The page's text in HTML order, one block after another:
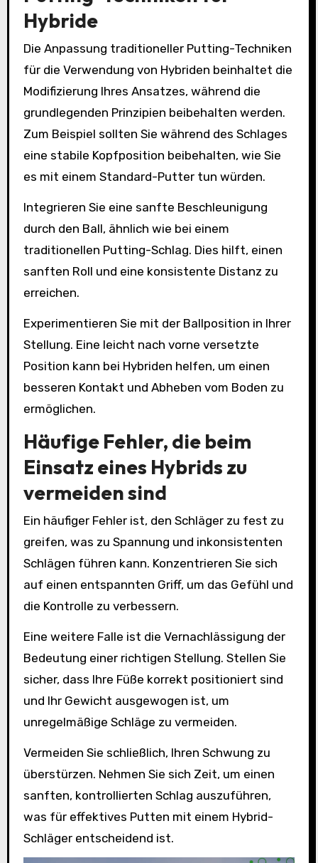
Hybride
Die Anpassung traditioneller Putting-Techniken
für die Verwendung von Hybriden beinhaltet die
Modifizierung Ihres Ansatzes, während die
grundlegenden Prinzipien beibehalten werden.
Zum Beispiel sollten Sie während des Schlages
eine stabile Kopfposition beibehalten, wie Sie
es mit einem Standard-Putter tun würden.
Integrieren Sie eine sanfte Beschleunigung
durch den Ball, ähnlich wie bei einem
traditionellen Putting-Schlag. Dies hilft, einen
sanften Roll und eine konsistente Distanz zu
erreichen.
Experimentieren Sie mit der Ballposition in Ihrer
Stellung. Eine leicht nach vorne versetzte
Position kann bei Hybriden helfen, um einen
besseren Kontakt und Abheben vom Boden zu
ermöglichen.
Häufige Fehler, die beim
Einsatz eines Hybrids zu
vermeiden sind
Ein häufiger Fehler ist, den Schläger zu fest zu
greifen, was zu Spannung und inkonsistenten
Schlägen führen kann. Konzentrieren Sie sich
auf einen entspannten Griff, um das Gefühl und
die Kontrolle zu verbessern.
Eine weitere Falle ist die Vernachlässigung der
Bedeutung einer richtigen Stellung. Stellen Sie
sicher, dass Ihre Füße korrekt positioniert sind
und Ihr Gewicht ausgewogen ist, um
unregelmäßige Schläge zu vermeiden.
Vermeiden Sie schließlich, Ihren Schwung zu
überstürzen. Nehmen Sie sich Zeit, um einen
sanften, kontrollierten Schlag auszuführen,
was für effektives Putten mit einem Hybrid-
Schläger entscheidend ist.